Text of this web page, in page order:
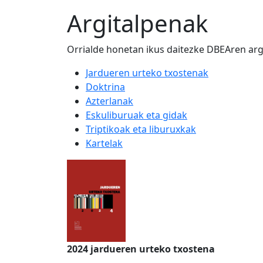
Argitalpenak
Orrialde honetan ikus daitezke DBEAren
Jardueren urteko txostenak
Doktrina
Azterlanak
Eskuliburuak eta gidak
Triptikoak eta liburuxkak
Kartelak
2024 jardueren urteko txostena